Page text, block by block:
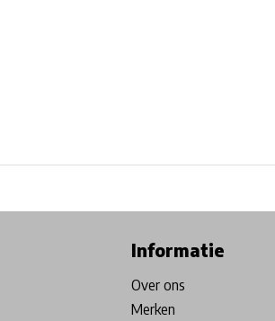
Informatie
Over ons
Merken